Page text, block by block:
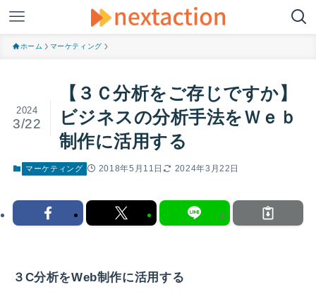
ホーム マーケティング
【３Ｃ分析をご存じですか】
ビジネスの分析手法をＷｅｂ
制作に活用する
2024
3/22
マーケティング 2018年5月11日 2024年3月22日
３C分析をWeb制作に活用する